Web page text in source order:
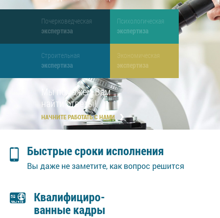
Почерковедческая
экспертиза
Психологическая
экспертиза
Строительная
экспертиза
Экономическая
экспертиза
Мы поможем Вам
найти ответы!
НАЧНИТЕ РАБОТАТЬ С НАМИ
Быстрые сроки исполнения
Вы даже не заметите, как вопрос решится
Квалифициро-
ванные кадры